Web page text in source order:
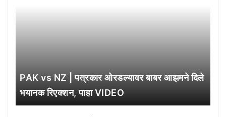
PAK vs NZ | पत्रकार ओरडल्यावर बाबर आझमने दिले
भयानक रिएक्शन, पाहा VIDEO